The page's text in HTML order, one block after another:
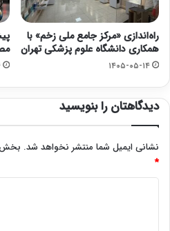
راه‌اندازی «مرکز جامع ملی زخم» با
همکاری دانشگاه علوم پزشکی تهران
۱۴۰۵-۰۵-۱۴
دیدگاهتان را بنویسید
نشانی ایمیل شما منتشر نخواهد شد.
*